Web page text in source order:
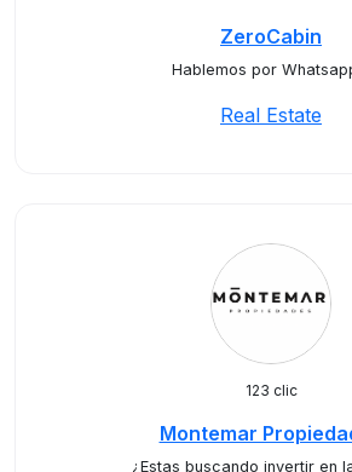
ZeroCabin
Hablemos por
Real Estate
123 clic
Montemar
¿Estas buscando invertir en